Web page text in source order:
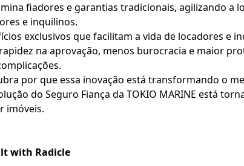
fiadores e garantias tradicionais, agilizando a
e inquilinos.
exclusivos que facilitam a vida de locadores e
na aprovação, menos burocracia e maior
por que essa inovação está transformando o
do Seguro Fiança da TOKIO MARINE está
imóveis.
with Radicle